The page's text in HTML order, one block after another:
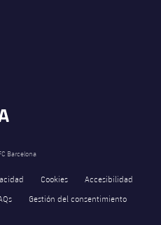
Barcelona
Cookies
Accesibilidad
Gestión del consentimiento